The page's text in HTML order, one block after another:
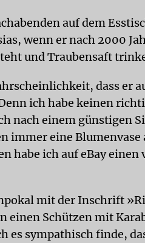
auf dem
wenn er nach 2000
und Traubensaft
dass er
ich habe keinen
nach einem günstigen
immer eine Blumenvase
habe ich auf eBay einen
mit der Inschrift
einen Schützen mit
es sympathisch finde,